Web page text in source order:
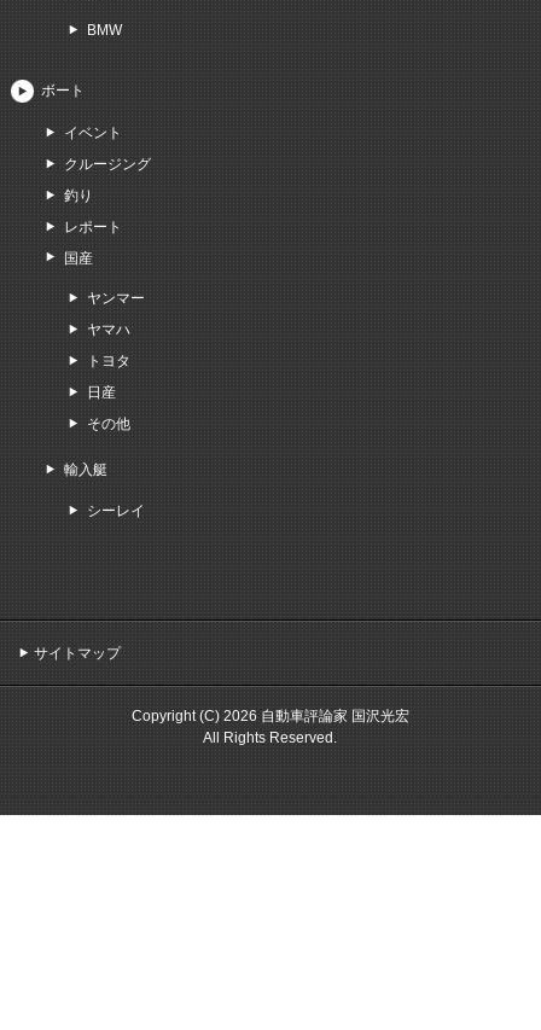
BMW
ボート
イベント
クルージング
釣り
レポート
国産
ヤンマー
ヤマハ
トヨタ
日産
その他
輸入艇
シーレイ
サイトマップ
Copyright (C) 2026 自動車評論家 国沢光宏
All Rights Reserved.